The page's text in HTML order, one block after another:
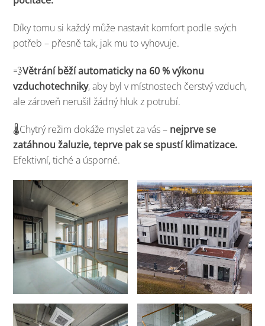
Díky tomu si každý může nastavit komfort podle svých
potřeb – přesně tak, jak mu to vyhovuje.
💨Větrání běží automaticky na 60 % výkonu
vzduchotechniky, aby byl v místnostech čerstvý vzduch,
ale zároveň nerušil žádný hluk z potrubí.
🌡️Chytrý režim dokáže myslet za vás – nejprve se
zatáhnou žaluzie, teprve pak se spustí klimatizace.
Efektivní, tiché a úsporné.